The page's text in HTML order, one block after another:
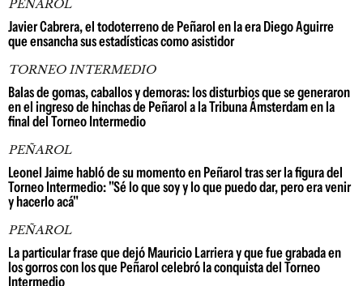
PEÑAROL
Javier Cabrera, el todoterreno de Peñarol en la era Diego Aguirre
que ensancha sus estadísticas como asistidor
TORNEO INTERMEDIO
Balas de gomas, caballos y demoras: los disturbios que se generaron
en el ingreso de hinchas de Peñarol a la Tribuna Ámsterdam en la
final del Torneo Intermedio
PEÑAROL
Leonel Jaime habló de su momento en Peñarol tras ser la figura del
Torneo Intermedio: "Sé lo que soy y lo que puedo dar, pero era venir
y hacerlo acá"
PEÑAROL
La particular frase que dejó Mauricio Larriera y que fue grabada en
los gorros con los que Peñarol celebró la conquista del Torneo
Intermedio